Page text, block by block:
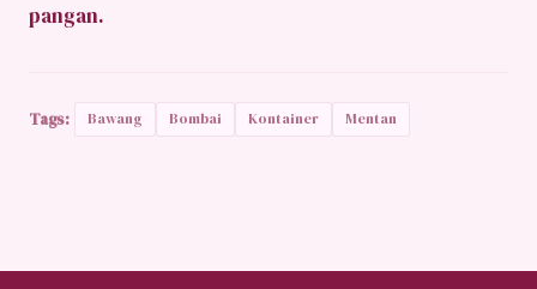
pangan.
Tags: Bawang Bombai Kontainer Mentan